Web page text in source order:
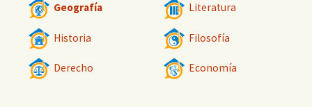
Geografía Literatura
Historia Filosofía
Derecho Economía